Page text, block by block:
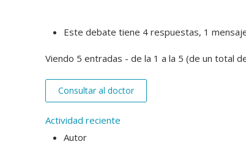
Este debate tiene 4 respuestas, 1
Viendo 5 entradas - de la 1 a la 5 (de un total
Consultar al doctor
Actividad reciente
Autor